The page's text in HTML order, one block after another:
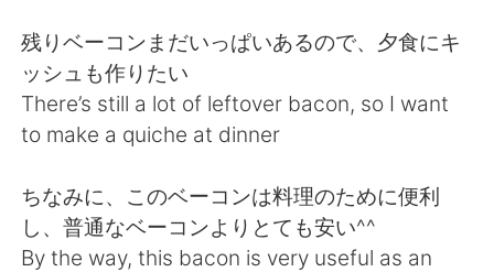
Русский ไทย
Indonesia
Türkçe Tiếng Việt
Português
残りベーコンまだいっぱいあるので、夕食にキ
ッシュも作りたい
There’s still a lot of leftover bacon, so I want
to make a quiche at dinner
ちなみに、このベーコンは料理のために便利
し、普通なベーコンよりとても安い^^
By the way, this bacon is very useful as an